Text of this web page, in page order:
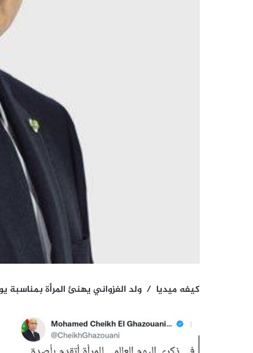
كيفه ميديا / ولد الغزواني يهنئ المرأة بمناسبة يومها العالمي